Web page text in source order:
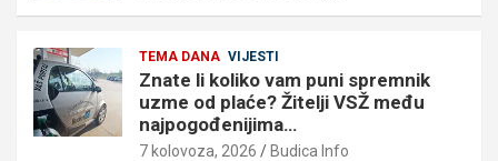
TEMA DANA VIJESTI
Znate li koliko vam puni spremnik
uzme od plaće? Žitelji VSŽ među
najpogođenijima…
7 kolovoza, 2026 Budica Info